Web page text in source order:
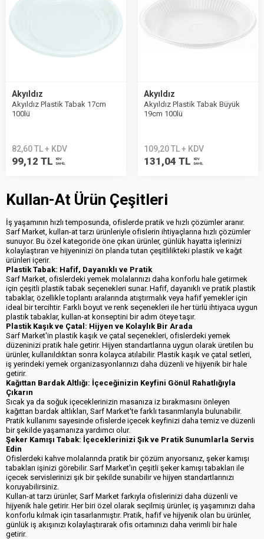
Akyıldız
Akyıldız Plastik Tabak 17cm
100lü
82,60 TL + KDV
99,12 TL
KDV
DAHİL
Akyıldız
Akyıldız Plastik Tabak Büyük
19cm 100lü
109,20 TL + KDV
131,04 TL
KDV
DAHİL
Kullan-At Ürün Çeşitleri
İş yaşamının hızlı temposunda, ofislerde pratik ve hızlı çözümler aranır.
Sarf Market, kullan-at tarzı ürünleriyle ofislerin ihtiyaçlarına hızlı çözümler
sunuyor. Bu özel kategoride öne çıkan ürünler, günlük hayatta işlerinizi
kolaylaştıran ve hijyeninizi ön planda tutan çeşitlilikteki plastik ve kağıt
ürünleri içerir.
Plastik Tabak: Hafif, Dayanıklı ve Pratik
Sarf Market, ofislerdeki yemek molalarınızı daha konforlu hale getirmek
için çeşitli plastik tabak seçenekleri sunar. Hafif, dayanıklı ve pratik plastik
tabaklar, özellikle toplantı aralarında atıştırmalık veya hafif yemekler için
ideal bir tercihtir. Farklı boyut ve renk seçenekleri ile her türlü ihtiyaca uygun
plastik tabaklar, kullan-at konseptini bir adım öteye taşır.
Plastik Kaşık ve Çatal: Hijyen ve Kolaylık Bir Arada
Sarf Market'in plastik kaşık ve çatal seçenekleri, ofislerdeki yemek
düzeninizi pratik hale getirir. Hijyen standartlarına uygun olarak üretilen bu
ürünler, kullanıldıktan sonra kolayca atılabilir. Plastik kaşık ve çatal setleri,
iş yerindeki yemek organizasyonlarınızı daha düzenli ve hijyenik bir hale
getirir.
Kağıttan Bardak Altlığı: İçeceğinizin Keyfini Gönül Rahatlığıyla
Çıkarın
Sıcak ya da soğuk içeceklerinizin masanıza iz bırakmasını önleyen
kağıttan bardak altlıkları, Sarf Market'te farklı tasarımlarıyla bulunabilir.
Pratik kullanımı sayesinde ofislerde içecek keyfinizi daha temiz ve düzenli
bir şekilde yaşamanıza yardımcı olur.
Şeker Kamışı Tabak: İçeceklerinizi Şık ve Pratik Sunumlarla Servis
Edin
Ofislerdeki kahve molalarında pratik bir çözüm arıyorsanız, şeker kamışı
tabakları işinizi görebilir. Sarf Market'in çeşitli şeker kamışı tabakları ile
içecek servislerinizi şık bir şekilde sunabilir ve hijyen standartlarınızı
koruyabilirsiniz.
Kullan-at tarzı ürünler, Sarf Market farkıyla ofislerinizi daha düzenli ve
hijyenik hale getirir. Her biri özel olarak seçilmiş ürünler, iş yaşamınızı daha
konforlu kılmak için tasarlanmıştır. Pratik, hafif ve hijyenik olan bu ürünler,
günlük iş akışınızı kolaylaştırarak ofis ortamınızı daha verimli bir hale
getirir.